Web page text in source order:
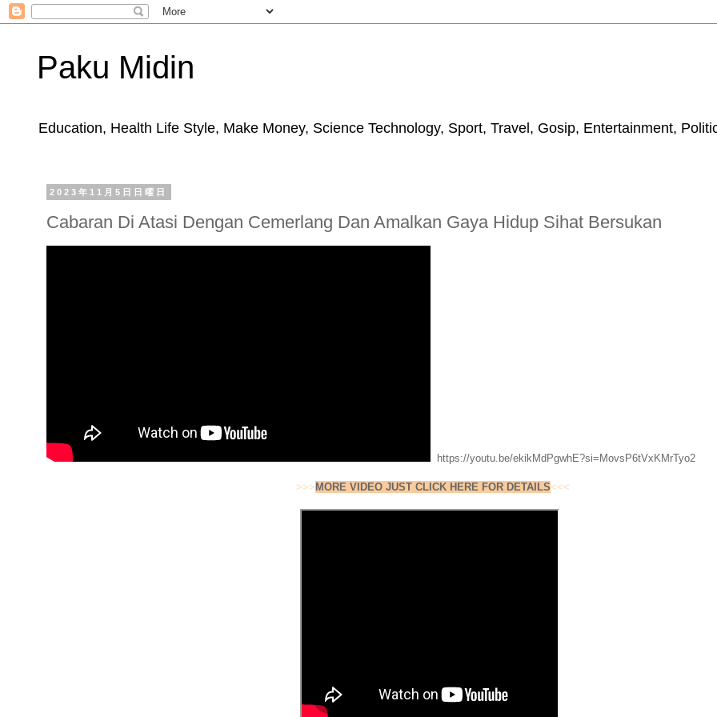
Paku Midin
Education, Health Life Style, Make Money, Science Technology, Sport, Travel, Gosip, Entertainment,
2023年11月5日日曜日
Cabaran Di Atasi Dengan Cemerlang Dan Amalkan Gaya Hidup Sihat Bersukan
https://youtu.be/ekikMdPgwhE?si=MovsP6tVxKMrTyo2
>>>MORE VIDEO JUST CLICK HERE FOR DETAILS<<<